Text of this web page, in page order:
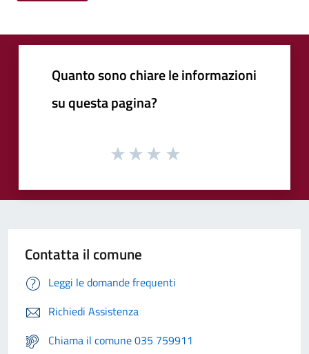
Quanto sono chiare le informazioni
su questa pagina?
Contatta il comune
Leggi le domande frequenti
Richiedi Assistenza
Chiama il comune 035 759911